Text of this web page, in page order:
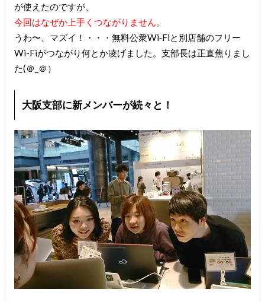
が使えたのですが、
今回はなぜか上手くつながりません。
うわ〜、マズイ！・・・無料公衆Wi‐Fiと別店舗のフリー
Wi-Fiがつながり何とか凌げました。支部長は正直焦りまし
た(＠_＠）
大阪支部に新メンバーが続々と！